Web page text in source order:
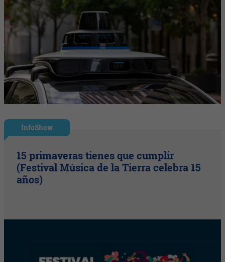
InfoShow
15 primaveras tienes que cumplir
(Festival Música de la Tierra celebra 15
años)